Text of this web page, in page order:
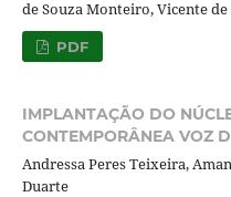
de Souza Monteiro, Vicente
PDF
IMPLANTAÇÃO DO
CONTEMPORÂNEA VOZ
Andressa Peres Teixeira,
Duarte